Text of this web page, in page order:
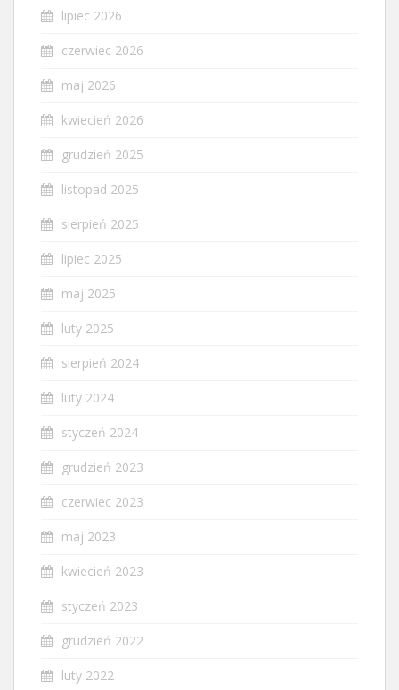
lipiec 2026
czerwiec 2026
maj 2026
kwiecień 2026
grudzień 2025
listopad 2025
sierpień 2025
lipiec 2025
maj 2025
luty 2025
sierpień 2024
luty 2024
styczeń 2024
grudzień 2023
czerwiec 2023
maj 2023
kwiecień 2023
styczeń 2023
grudzień 2022
luty 2022